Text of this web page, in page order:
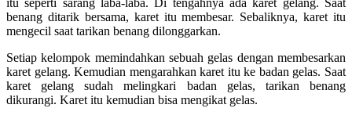
itu seperti sarang laba-laba. Di tengahnya ada karet gelang. Saat
benang ditarik bersama, karet itu membesar. Sebaliknya, karet itu
mengecil saat tarikan benang dilonggarkan.
Setiap kelompok memindahkan sebuah gelas dengan membesarkan
karet gelang. Kemudian mengarahkan karet itu ke badan gelas. Saat
karet gelang sudah melingkari badan gelas, tarikan benang
dikurangi. Karet itu kemudian bisa mengikat gelas.